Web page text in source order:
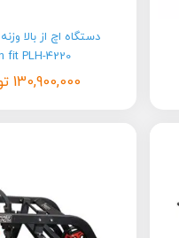
دستگاه اچ از بالا
fit PLH-4220
130,900,000